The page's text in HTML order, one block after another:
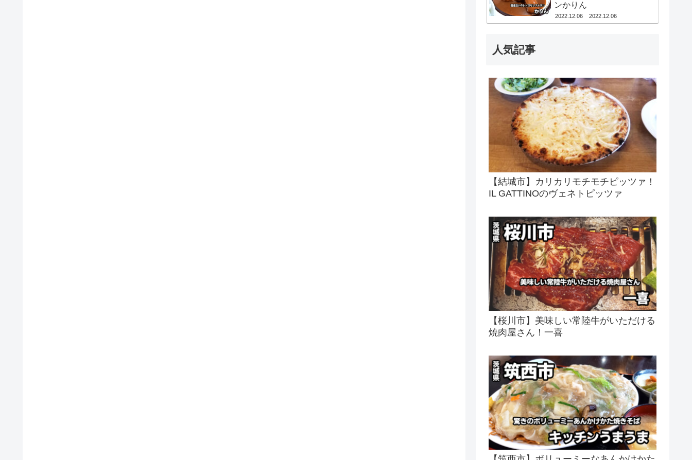
ンかりん
2022.12.06 2022.12.06
人気記事
【結城市】カリカリモチモチピッツァ！
IL GATTINOのヴェネトピッツァ
【桜川市】美味しい常陸牛がいただける
焼肉屋さん！一喜